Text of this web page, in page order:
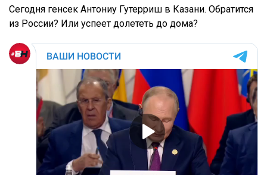
Сегодня генсек Антониу Гутерриш в Казани. Обратится
из России? Или успеет долететь до дома?